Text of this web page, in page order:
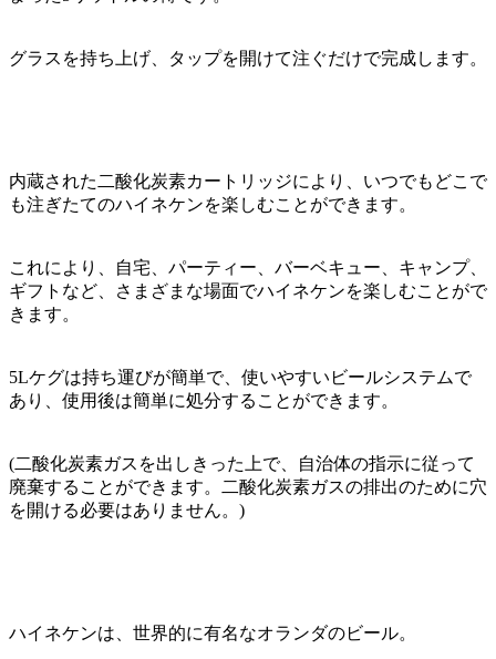
グラスを持ち上げ、タップを開けて注ぐだけで完成します。
内蔵された二酸化炭素カートリッジにより、いつでもどこで
も注ぎたてのハイネケンを楽しむことができます。
これにより、自宅、パーティー、バーベキュー、キャンプ、
ギフトなど、さまざまな場面でハイネケンを楽しむことがで
きます。
5Lケグは持ち運びが簡単で、使いやすいビールシステムで
あり、使用後は簡単に処分することができます。
(二酸化炭素ガスを出しきった上で、自治体の指示に従って
廃棄することができます。二酸化炭素ガスの排出のために穴
を開ける必要はありません。)
ハイネケンは、世界的に有名なオランダのビール。